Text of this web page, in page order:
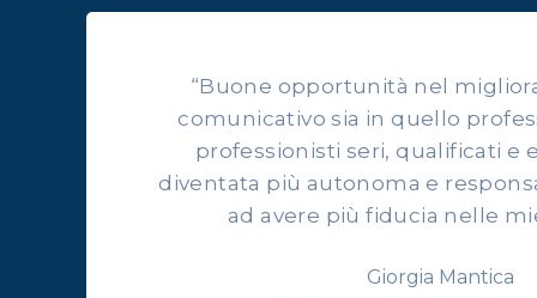
“Buone opportunità nel
comunicativo sia in quello
professionisti seri, qualificati e
diventata più autonoma e
ad avere più fiducia nelle
Giorgia Mantica